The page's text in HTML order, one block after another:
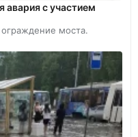
авария с участием
ограждение моста.